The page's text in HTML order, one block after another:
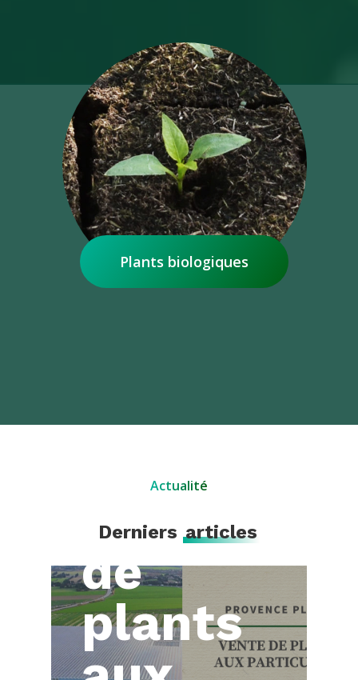
Plants biologiques
Actualité
Derniers articles
Vente
de
plants